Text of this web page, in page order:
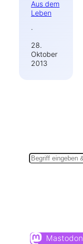
Aus dem
Leben
·
28.
Oktober
2013
Mastodon